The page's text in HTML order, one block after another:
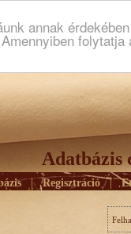
annak
Adatbázis
| Regisztráció |